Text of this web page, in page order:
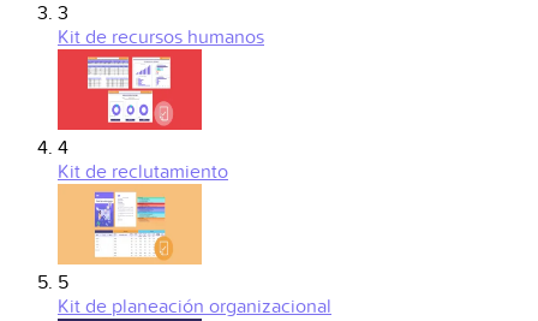
3
Kit de recursos humanos
4
Kit de reclutamiento
5
Kit de planeación organizacional